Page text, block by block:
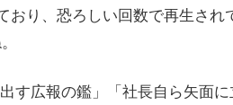
り、恐ろしい回数で再生され
す広報の鑑」「社長自ら矢面